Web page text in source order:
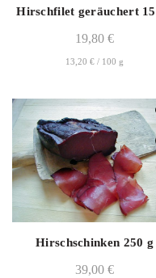
Hirschfilet geräuchert
19,80 €
13,20 € / 100 g
Hirschschinken 250 g
39,00 €